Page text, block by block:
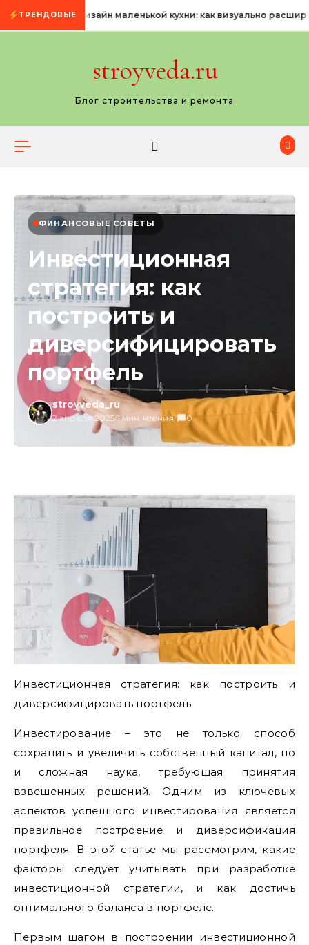
Промотать к содержимому
ТРЕНДОВЫЕДизайн маленькой кухни: как визуально
stroyveda.ru
Блог строительства и ремонта
ФИНАНСОВЫЕ СОВЕТЫ
Инвестиционная
стратегия: как
построить и
диверсифицировать
портфель
stroyveda_ru
2 апреля 2025/1 мин. чтения/ 0
Инвестиционная стратегия: как построить и
диверсифицировать портфель
Инвестирование – это не только способ
сохранить и увеличить собственный капитал, но
и сложная наука, требующая принятия
взвешенных решений. Одним из ключевых
аспектов успешного инвестирования является
правильное построение и диверсификация
портфеля. В этой статье мы рассмотрим, какие
факторы следует учитывать при разработке
инвестиционной стратегии, и как достичь
оптимального баланса в портфеле.
Первым шагом в построении инвестиционной